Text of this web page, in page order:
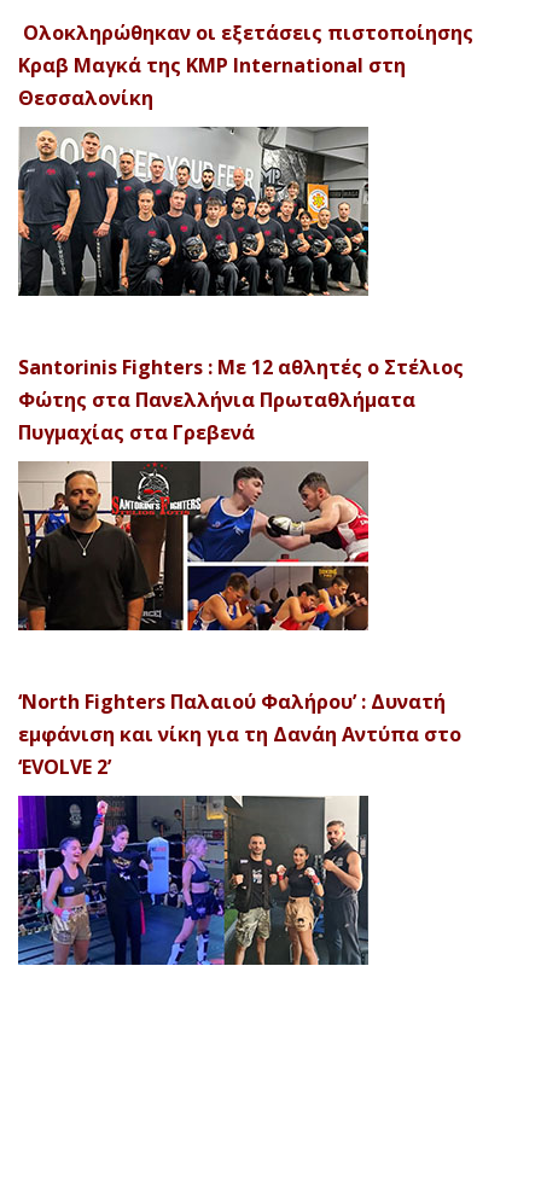
Ολοκληρώθηκαν οι εξετάσεις πιστοποίησης
Κραβ Μαγκά της KMP International στη
Θεσσαλονίκη
Santorinis Fighters : Με 12 αθλητές ο Στέλιος
Φώτης στα Πανελλήνια Πρωταθλήματα
Πυγμαχίας στα Γρεβενά
‘North Fighters Παλαιού Φαλήρου’ : Δυνατή
εμφάνιση και νίκη για τη Δανάη Αντύπα στο
‘EVOLVE 2’